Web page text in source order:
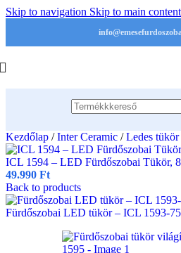
Skip to navigation Skip to main content
Kezdőlap / Inter Ceramic / Ledes tükör
ICL 1594 – LED Fürdőszobai Tükör,
49.990 Ft
Back to products
Fürdőszobai LED tükör – ICL 1593-75